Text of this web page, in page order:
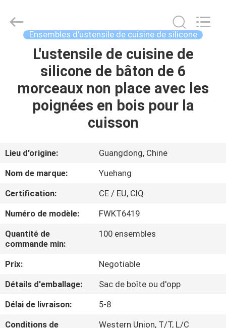
MAISON
PRODUITS
DE
NOUS
VISITE
D'USINE
CONTRÔLE
DE
QUALITÉ
CONTACTEZ-
silicone
Fournisseur.Ensembles d'ustensile de cuisine de silicone
L'ustensile de cuisine de
silicone de bâton de 6
morceaux non place avec les
poignées en bois pour la
cuisson
Lieu d'origine:
Guangdong, Chine
Nom de marque:
Yuehang
Certification:
CE / EU, CIQ
Numéro de modèle:
FWKT6419
Quantité de
commande min:
100 ensembles
Prix:
Negotiable
Détails d'emballage:
Sac de boîte ou d'opp
Délai de livraison:
5-8
Conditions de
Western Union, T/T, L/C